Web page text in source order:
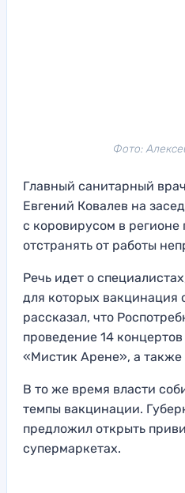
Фото:
Главный санитарный
Евгений Ковалев на
с коровирусом в регионе
отстранять от работы
Речь идет о
для которых вакцинация
рассказал, что
проведение 14
«Мистик Арене», а также
В то же время власти
темпы вакцинации.
предложил открыть
супермаркетах.